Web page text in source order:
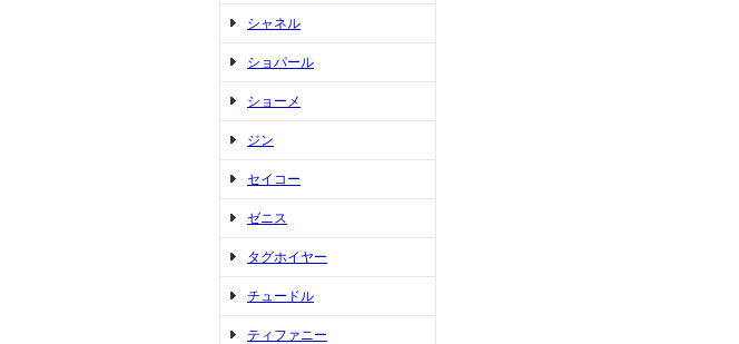
シャネル
ショパール
ショーメ
ジン
セイコー
ゼニス
タグホイヤー
チュードル
ティファニー